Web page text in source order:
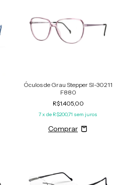
Óculos de Grau Stepper SI-30211
F880
R$1.405,00
7x de R$200,71 sem juros